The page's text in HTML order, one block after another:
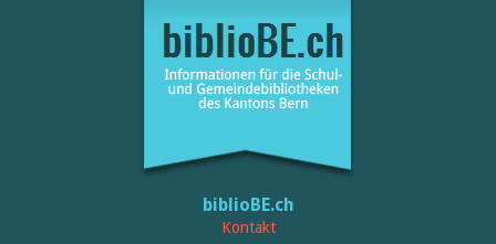
biblioBE.ch
Kontakt